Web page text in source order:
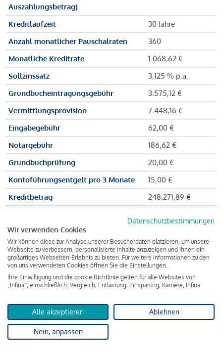
Auszahlungsbetrag)
Kreditlaufzeit
30 Jahre
Anzahl monatlicher Pauschalraten
360
Monatliche Kreditrate
1.068,62 €
Sollzinssatz
3,125 % p.a.
Grundbucheintragungsgebühr
3.575,12 €
Vermittlungsprovision
7.448,16 €
Eingabegebühr
62,00 €
Notargebühr
186,62 €
Grundbuchprüfung
20,00 €
Kontoführungsentgelt pro 3 Monate
15,00 €
Kreditbetrag
248.271,89 €
Zu zahlender Gesamtbetrag
Kreditvermittler
INFINA Credit
Broker GmbH
von 237.000 Euro ausgezahlt, um die Wohnung zu kaufen.
Darüber hinaus fallen aber noch einige Gebühren an (z. B. die
Grundbucheintragungsgebühr), sodass die Bank den
Datenschutzbestimmungen
Wir verwenden Cookies
Wir können diese zur Analyse unserer Besucherdaten platzieren, um unsere
Webseite zu verbessern, personalisierte Inhalte anzuzeigen und Ihnen ein
großartiges Webseiten-Erlebnis zu bieten. Für weitere Informationen zu den
von uns verwendeten Cookies öffnen Sie die Einstellungen.
Ihre Einwilligung und die cookie Richtlinie gelten für alle Websites von
„Infina“, einschließlich: Vergleich, Entlastung, Einsparung, Karriere, Infina.
Alle akzeptieren Ablehnen
Nein, anpassen